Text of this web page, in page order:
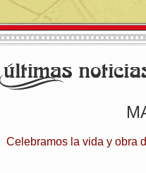
Celebramos la vida y obra